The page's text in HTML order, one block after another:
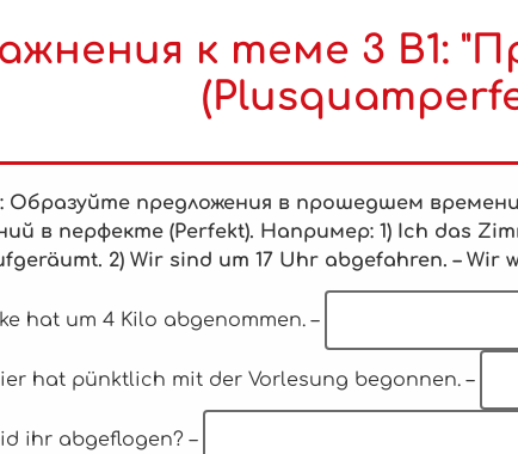
к теме 3 B1:
Образуйте предложения в прошедшем
в перфекте (Perfekt). Например: 1) Ich das
2) Wir sind um 17 Uhr abgefahren. – Wir
hat um 4 Kilo abgenommen. –
hat pünktlich mit der Vorlesung begonnen. –
ihr abgeflogen? –